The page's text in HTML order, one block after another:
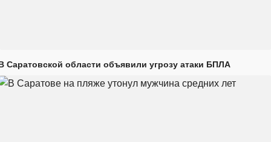
Саратовской области объявили угрозу атаки БПЛА